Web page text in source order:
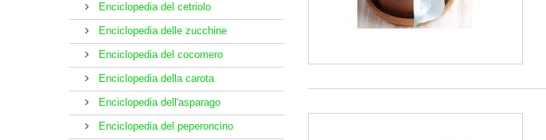
Enciclopedia del cetriolo
Enciclopedia delle zucchine
Enciclopedia del cocomero
Enciclopedia della carota
Enciclopedia dell'asparago
Enciclopedia del peperoncino